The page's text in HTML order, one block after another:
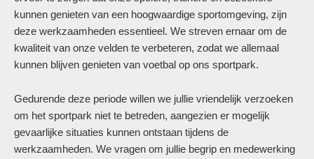
kunnen genieten van een hoogwaardige sportomgeving, zijn
deze werkzaamheden essentieel. We streven ernaar om de
kwaliteit van onze velden te verbeteren, zodat we allemaal
kunnen blijven genieten van voetbal op ons sportpark.
Gedurende deze periode willen we jullie vriendelijk verzoeken
om het sportpark niet te betreden, aangezien er mogelijk
gevaarlijke situaties kunnen ontstaan tijdens de
werkzaamheden. We vragen om jullie begrip en medewerking